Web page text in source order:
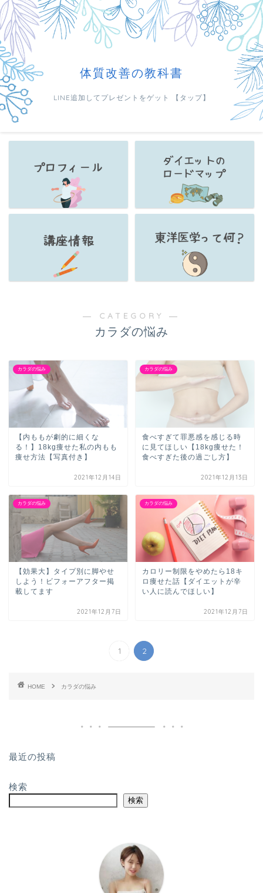
体質改善の教科書
LINE追加してプレゼントをゲット 【タップ】
― CATEGORY ―
カラダの悩み
カラダの悩み
【内ももが劇的に細くな
る！】18kg痩せた私の内もも
痩せ方法【写真付き】
2021年12月14日
カラダの悩み
食べすぎて罪悪感を感じる時
に見てほしい【18kg痩せた！
食べすぎた後の過ごし方】
2021年12月13日
カラダの悩み
【効果大】タイプ別に脚やせ
しよう！ビフォーアフター掲
載してます
2021年12月7日
カラダの悩み
カロリー制限をやめたら18キ
ロ痩せた話【ダイエットが辛
い人に読んでほしい】
2021年12月7日
1 2
HOME カラダの悩み
最近の投稿
検索
検索